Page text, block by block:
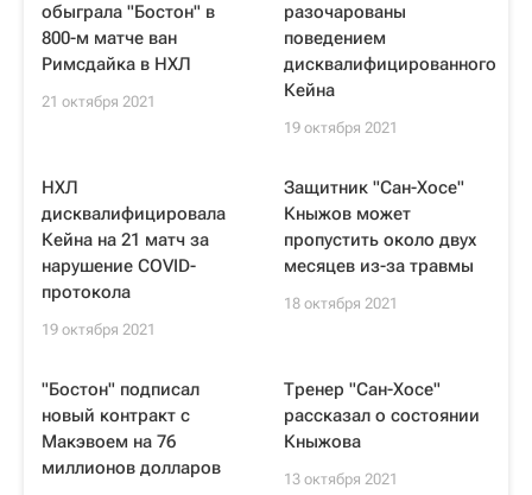
обыграла "Бостон" в
800-м матче ван
Римсдайка в НХЛ
21 октября 2021
разочарованы
поведением
дисквалифицированного
Кейна
19 октября 2021
НХЛ
дисквалифицировала
Кейна на 21 матч за
нарушение COVID-
протокола
19 октября 2021
Защитник "Сан-Хосе"
Кныжов может
пропустить около двух
месяцев из-за травмы
18 октября 2021
"Бостон" подписал
новый контракт с
Макэвоем на 76
миллионов долларов
Тренер "Сан-Хосе"
рассказал о состоянии
Кныжова
13 октября 2021